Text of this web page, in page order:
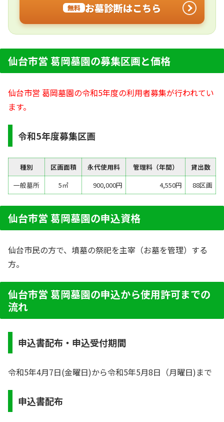
無料 お墓診断はこちら
仙台市営 葛岡墓園の募集区画と価格
仙台市営 葛岡墓園の令和5年度の利用者募集が行われてい
ます。
令和5年度募集区画
種別 区画面積 永代使用料 管理料（年間）
貸出数
一般墓所
5㎡ 900,000円 4,550円 88区画
仙台市営 葛岡墓園の申込資格
仙台市民の方で、墳墓の祭祀を主宰（お墓を管理）する
方。
仙台市営 葛岡墓園の申込から使用許可までの
流れ
申込書配布・申込受付期間
令和5年4月7日(金曜日)から令和5年5月8日（月曜日)まで
申込書配布